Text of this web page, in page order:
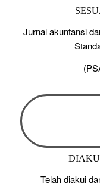
Jurnal akuntansi
Telah diakui